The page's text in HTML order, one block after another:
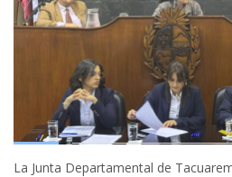
La Junta Departamental de